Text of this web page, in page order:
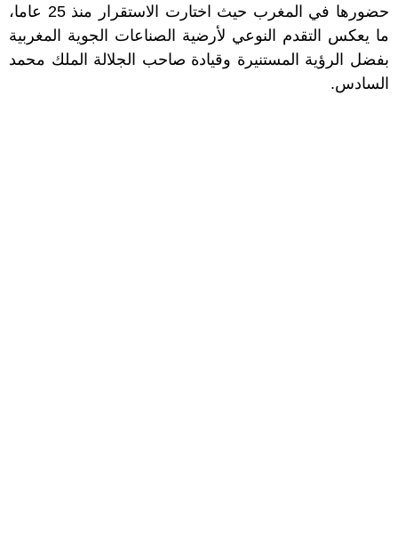
حضورها في المغرب حيث اختارت الاستقرار منذ 25 عاما،
ما يعكس التقدم النوعي لأرضية الصناعات الجوية المغربية
بفضل الرؤية المستنيرة وقيادة صاحب الجلالة الملك محمد
السادس.